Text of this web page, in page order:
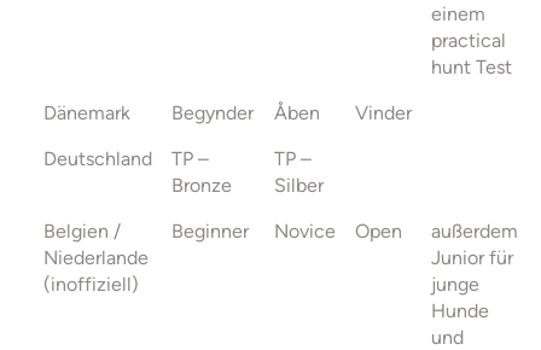
einem
practical
hunt Test
Dänemark
Begynder Åben
Vinder
Deutschland
TP –
Bronze
TP –
Silber
Belgien /
Niederlande
(inoffiziell)
Beginner Novice Open
außerdem
Junior für
junge
Hunde
und